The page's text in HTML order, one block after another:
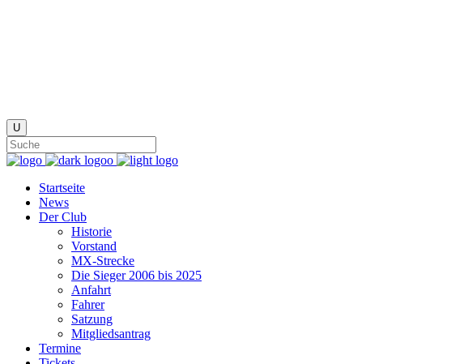
Startseite
News
Der Club
Historie
Vorstand
MX-Strecke
Die Sieger 2006 bis 2025
Anfahrt
Fahrer
Satzung
Mitgliedsantrag
Termine